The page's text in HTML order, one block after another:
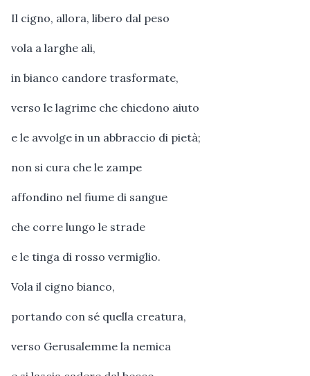
Il cigno, allora, libero dal peso
vola a larghe ali,
in bianco candore trasformate,
verso le lagrime che chiedono aiuto
e le avvolge in un abbraccio di pietà;
non si cura che le zampe
affondino nel fiume di sangue
che corre lungo le strade
e le tinga di rosso vermiglio.
Vola il cigno bianco,
portando con sé quella creatura,
verso Gerusalemme la nemica